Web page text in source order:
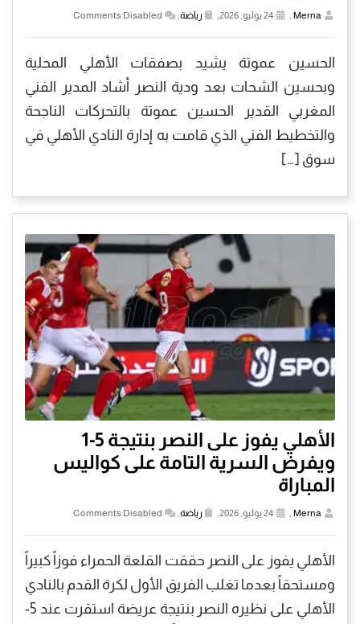
Merna
, رياضة,
Comments Disabled
الحسين عموتة يشيد بصفقات الأهلي المحلية
وبحسين الشحات بعد ودية النصر أشاد المدير الفني
المغربي القدير الحسين عموتة بالتحركات الناجحة
والتخطيط الفني الذي قامت به إدارة النادي الأهلي في
سوق […]
الأهلي يفوز على النصر بنتيجة 5-1
ويفرض السرية التامة على كواليس
المباراة
Merna
, رياضة,
Comments Disabled
الأهلي يفوز على النصر حققت القلعة الحمراء فوزاً كبيراً
ومستحقاً بعدما تغلب الفريق الأول لكرة القدم بالنادي
الأهلي على نظيره النصر بنتيجة عريضة استقرت عند 5-